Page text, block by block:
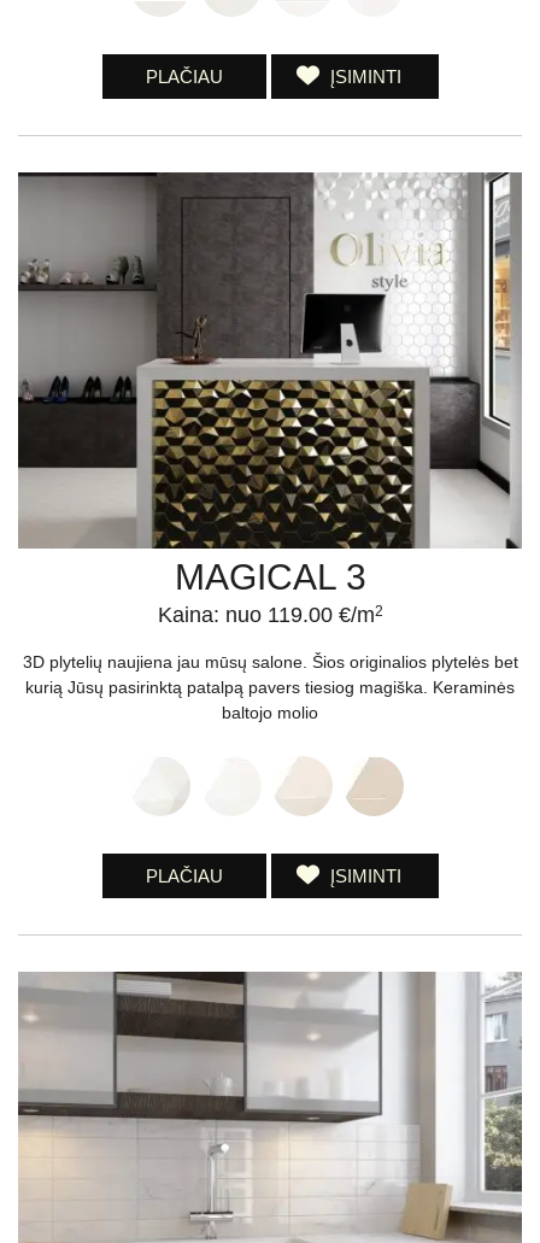
PLAČIAU ĮSIMINTI
MAGICAL 3
Kaina: nuo 119.00 €/m2
3D plytelių naujiena jau mūsų salone. Šios originalios plytelės bet
kurią Jūsų pasirinktą patalpą pavers tiesiog magiška. Keraminės
baltojo molio
PLAČIAU ĮSIMINTI